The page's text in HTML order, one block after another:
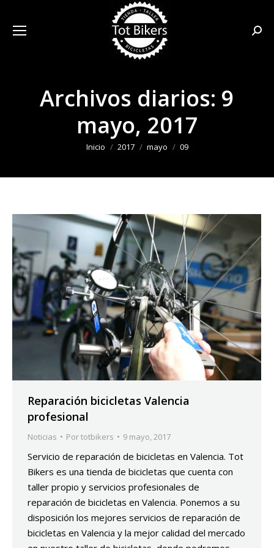
Archivos diarios: 9
mayo, 2017
Estás aquí:
Inicio 2017 mayo 09
Reparación bicicletas Valencia
profesional
Noticias Portotbikers 9 mayo, 2017
Servicio de reparación de bicicletas en Valencia. Tot
Bikers es una tienda de bicicletas que cuenta con
taller propio y servicios profesionales de
reparación de bicicletas en Valencia. Ponemos a su
disposición los mejores servicios de reparación de
bicicletas en Valencia y la mejor calidad del mercado